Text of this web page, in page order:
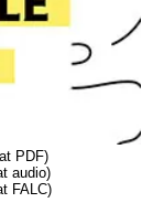
PDF)
audio)
FALC)